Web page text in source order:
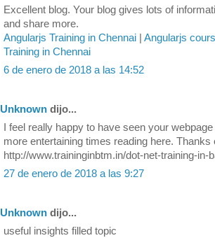
Excellent blog. Your blog gives lots of
and share more.
Angularjs Training in Chennai
Angularjs
Training in Chennai
6 de enero de 2018 a las 14:52
Unknown dijo...
I feel really happy to have seen your
more entertaining times reading here.
http://www.traininginbtm.in/dot-net-training-in-
27 de enero de 2018 a las 9:27
Unknown dijo...
useful insights filled topic